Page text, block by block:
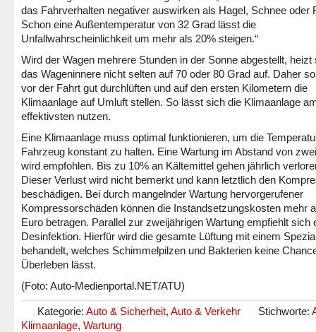
das Fahrverhalten negativer auswirken als Hagel, Schnee oder
Schon eine Außentemperatur von 32 Grad lässt die
Unfallwahrscheinlichkeit um mehr als 20% steigen.“
Wird der Wagen mehrere Stunden in der Sonne abgestellt, heizt
das Wageninnere nicht selten auf 70 oder 80 Grad auf. Daher
vor der Fahrt gut durchlüften und auf den ersten Kilometern die
Klimaanlage auf Umluft stellen. So lässt sich die Klimaanlage
effektivsten nutzen.
Eine Klimaanlage muss optimal funktionieren, um die
Fahrzeug konstant zu halten. Eine Wartung im Abstand von
wird empfohlen. Bis zu 10% an Kältemittel gehen jährlich
Dieser Verlust wird nicht bemerkt und kann letztlich den
beschädigen. Bei durch mangelnder Wartung hervorgerufener
Kompressorschäden können die Instandsetzungskosten mehr
Euro betragen. Parallel zur zweijährigen Wartung empfiehlt sich
Desinfektion. Hierfür wird die gesamte Lüftung mit einem
behandelt, welches Schimmelpilzen und Bakterien keine
Überleben lässt.
(Foto: Auto-Medienportal.NET/ATU)
Kategorie: Auto & Sicherheit, Auto & Verkehr Stichworte:
Klimaanlage, Wartung